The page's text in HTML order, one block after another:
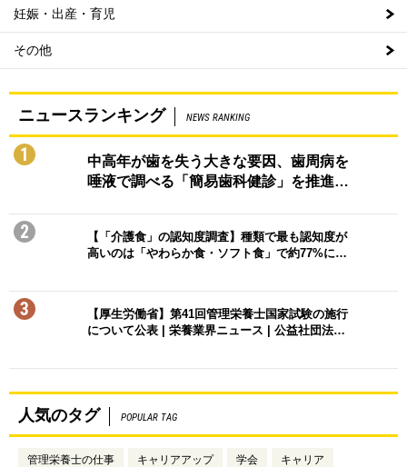
妊娠・出産・育児
その他
ニュースランキング NEWS RANKING
1
中高年が歯を失う大きな要因、歯周病を
唾液で調べる「簡易歯科健診」を推進…
2
【「介護食」の認知度調査】種類で最も認知度が
高いのは「やわらか食・ソフト食」で約77%に…
3
【厚生労働省】第41回管理栄養士国家試験の施行
について公表 | 栄養業界ニュース | 公益社団法…
人気のタグ POPULAR TAG
管理栄養士の仕事 キャリアアップ 学会 キャリア